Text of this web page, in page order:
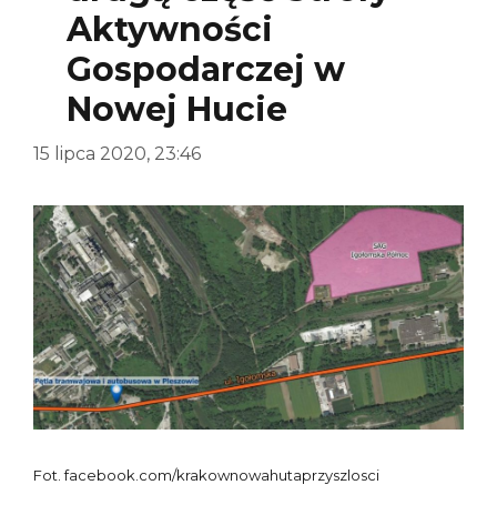
Aktywności
Gospodarczej w
Nowej Hucie
15 lipca 2020, 23:46
Fot. facebook.com/krakownowahutaprzyszlosci